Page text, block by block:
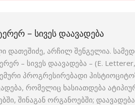
– ᲡᲘᲕᲔᲡ ᲓᲐᲐᲕᲐᲓᲔᲑᲐ
დათეშიძე, არჩილ შენგელია.
– სივეს დაავადება – (E.
პროგრესირებადი
რომელიც ხასიათდება
შინაგან ორგანოებში;